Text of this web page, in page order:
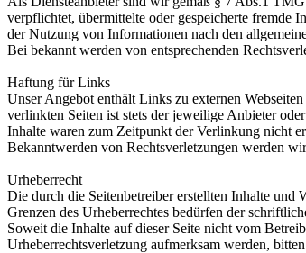
verpflichtet, übermittelte oder gespeicherte fremde
der Nutzung von Informationen nach den
Bei bekannt werden von entsprechenden
Haftung für Links
Unser Angebot enthält Links zu externen
verlinkten Seiten ist stets der jeweilige Anbieter
Inhalte waren zum Zeitpunkt der Verlinkung nicht
Bekanntwerden von Rechtsverletzungen werden
Urheberrecht
Die durch die Seitenbetreiber erstellten Inhalte und
Grenzen des Urheberrechtes bedürfen der
Soweit die Inhalte auf dieser Seite nicht vom
Urheberrechtsverletzung aufmerksam werden,